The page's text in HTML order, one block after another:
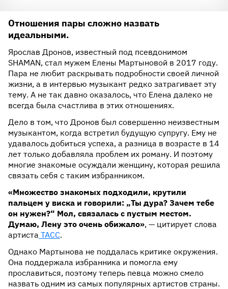
Отношения пары сложно назвать
идеальными.
Ярослав Дронов, известный под псевдонимом
SHAMAN, стал мужем Елены Мартыновой в 2017 году.
Пара не любит раскрывать подробности своей личной
жизни, а в интервью музыкант редко затрагивает эту
тему. А не так давно оказалось, что Елена далеко не
всегда была счастлива в этих отношениях.
Дело в том, что Дронов был совершенно неизвестным
музыкантом, когда встретил будущую супругу. Ему не
удавалось добиться успеха, а разница в возрасте в 14
лет только добавляла проблем их роману. И поэтому
многие знакомые осуждали женщину, которая решила
связать себя с таким избранником.
«Множество знакомых подходили, крутили
пальцем у виска и говорили: „Ты дура? Зачем тебе
он нужен?“ Мол, связалась с пустым местом.
Думаю, Лену это очень обижало», — цитирует слова
артиста ТАСС.
Однако Мартынова не поддалась критике окружения.
Она поддержала избранника и помогла ему
прославиться, поэтому теперь певца можно смело
назвать одним из самых популярных артистов страны.